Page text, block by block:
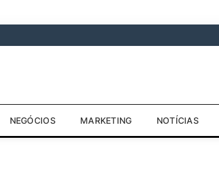
NEGÓCIOS MARKETING NOTÍCIAS